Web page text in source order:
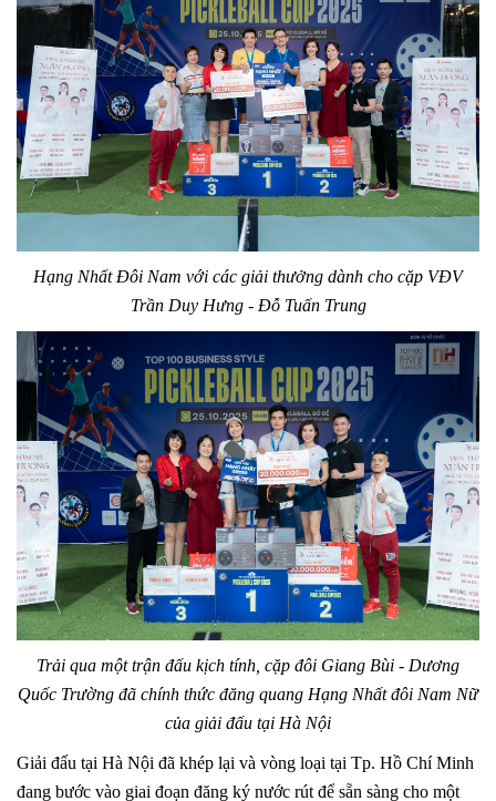
Hạng Nhất Đôi Nam với các giải thưởng dành cho cặp VĐV
Trần Duy Hưng - Đỗ Tuấn Trung
Trải qua một trận đấu kịch tính, cặp đôi Giang Bùi - Dương
Quốc Trường đã chính thức đăng quang Hạng Nhất đôi Nam Nữ
của giải đấu tại Hà Nội
Giải đấu tại Hà Nội đã khép lại và vòng loại tại Tp. Hồ Chí Minh
đang bước vào giai đoạn đăng ký nước rút để sẵn sàng cho một